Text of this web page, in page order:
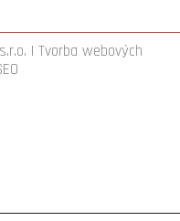
| Tvorba webových